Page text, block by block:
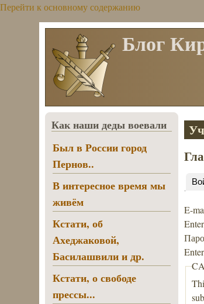
Перейти к основному содержанию
Блог
E-
Как наши деды воевали
Был в России город
Пернов..
В интересное время мы
живём
Кстати, об
Ахеджаковой,
Басилашвили и др.
Кстати, о свободе
прессы...